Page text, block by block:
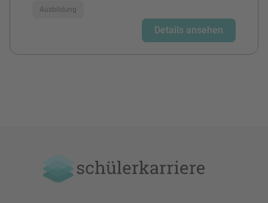
Ausbildung
Details ansehen